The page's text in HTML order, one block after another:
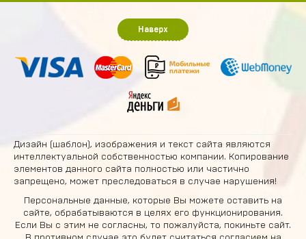
Наверх
Дизайн (шаблон), изображения и текст сайта являются
интеллектуальной собственностью компании. Копирование
элементов данного сайта полностью или частично
запрещено, может преследоваться в случае нарушения!
Персональные данные, которые Вы можете оставить на
сайте, обрабатываются в целях его функционирования.
Если Вы с этим не согласны, то пожалуйста, покиньте сайт.